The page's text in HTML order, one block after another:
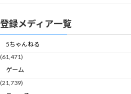
登録メディア一覧
5ちゃんねる
(61,471)
ゲーム
(21,739)